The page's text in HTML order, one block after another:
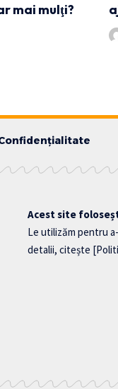
mai mulţi?
Acest site
Le utilizăm pentru
detalii, citește